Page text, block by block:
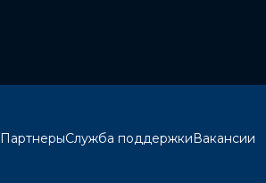
ПартнерыСлужба поддержкиВакансии